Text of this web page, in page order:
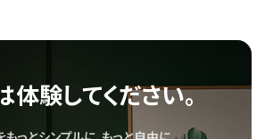
体験してください。